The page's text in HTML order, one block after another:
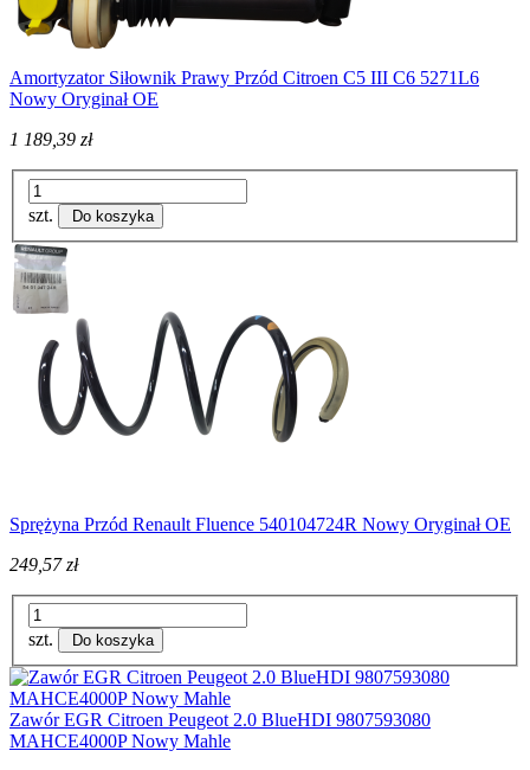
Amortyzator Siłownik Prawy Przód Citroen C5 III C6 5271L6
Nowy Oryginał OE
1 189,39 zł
szt. Do koszyka
Sprężyna Przód Renault Fluence 540104724R Nowy Oryginał OE
249,57 zł
szt. Do koszyka
Zawór EGR Citroen Peugeot 2.0 BlueHDI 9807593080
MAHCE4000P Nowy Mahle